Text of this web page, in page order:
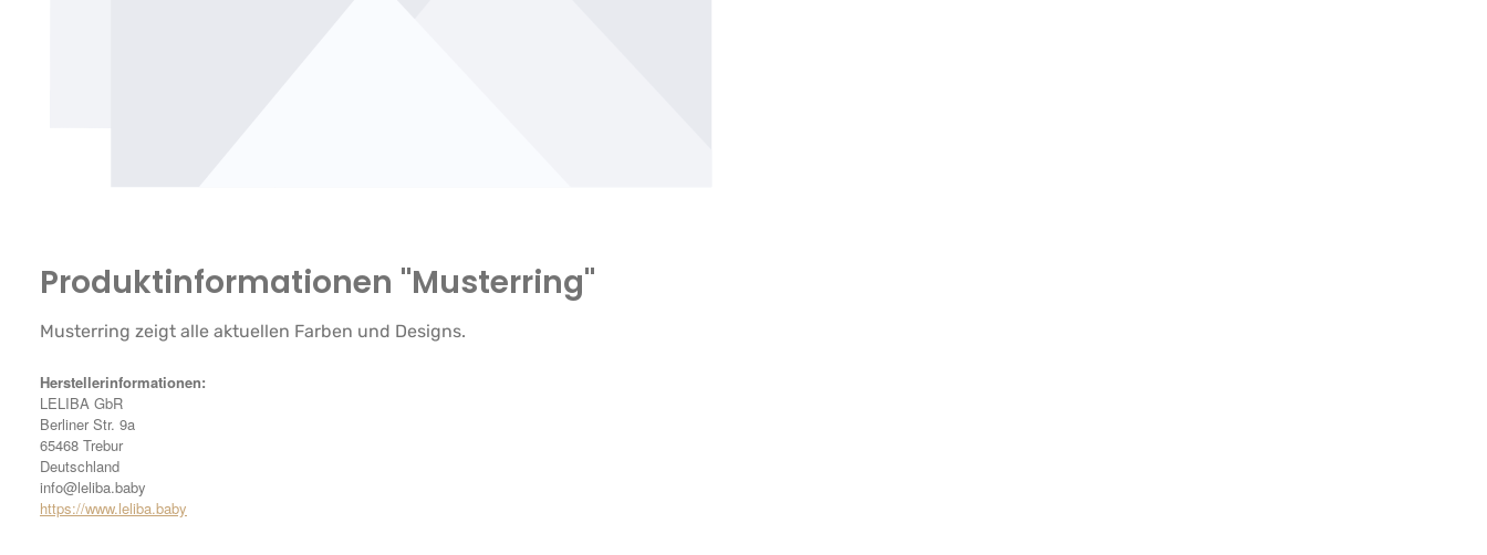
Produktinformationen "Musterring"
Musterring zeigt alle aktuellen Farben und Designs.
Herstellerinformationen:
LELIBA GbR
Berliner Str. 9a
65468 Trebur
Deutschland
info@leliba.baby
https://www.leliba.baby